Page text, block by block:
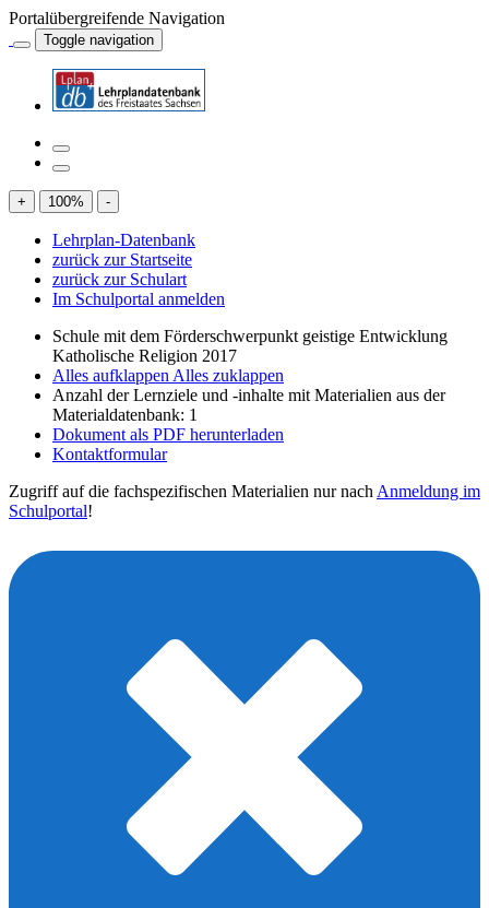
Portalübergreifende Navigation
Toggle navigation
+ 100% -
Lehrplan-Datenbank
zurück zur Startseite
zurück zur Schulart
Im Schulportal anmelden
Schule mit dem Förderschwerpunkt geistige Entwicklung
Katholische Religion 2017
Alles aufklappen Alles zuklappen
Anzahl der Lernziele und -inhalte mit Materialien aus der
Materialdatenbank: 1
Dokument als PDF herunterladen
Kontaktformular
Zugriff auf die fachspezifischen Materialien nur nach Anmeldung im
Schulportal!